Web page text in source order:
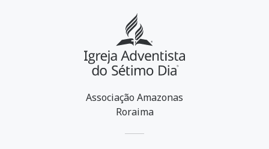
Associação Amazonas
Roraima